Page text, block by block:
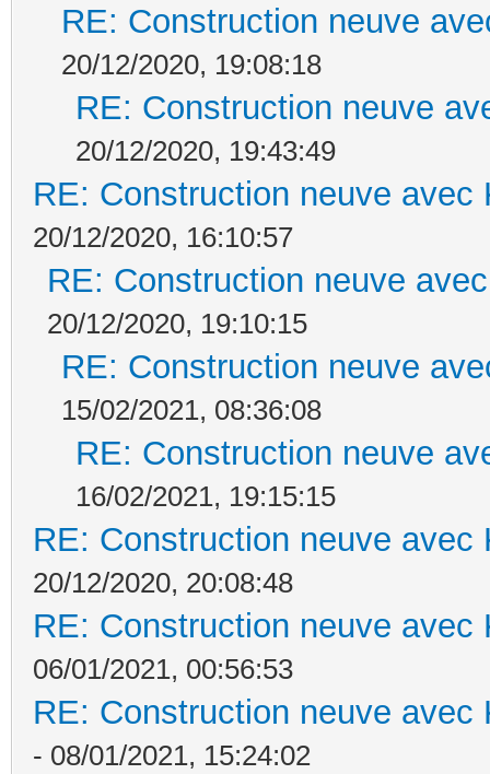
RE: Construction neuve
20/12/2020, 19:08:18
RE: Construction neuve
20/12/2020, 19:43:49
RE: Construction neuve avec
20/12/2020, 16:10:57
RE: Construction neuve
20/12/2020, 19:10:15
RE: Construction neuve
15/02/2021, 08:36:08
RE: Construction neuve
16/02/2021, 19:15:15
RE: Construction neuve avec
20/12/2020, 20:08:48
RE: Construction neuve avec
06/01/2021, 00:56:53
RE: Construction neuve avec
- 08/01/2021, 15:24:02